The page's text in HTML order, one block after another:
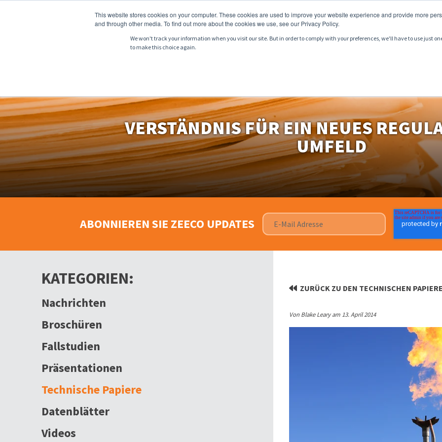
This website stores cookies on your computer. These cookies are used to improve your website experience and provide more
and through other media. To find out more about the cookies we use, see our Privacy Policy.
We won't track your information when you visit our site. But in order to comply with your preferences, we'll have to use just
to make this choice again.
VERSTÄNDNIS FÜR EIN NEUES
UMFELD
ABONNIEREN SIE ZEECO UPDATES
KATEGORIEN:
Nachrichten
Broschüren
Fallstudien
Präsentationen
Technische Papiere
Datenblätter
Videos
ZURÜCK ZU DEN TECHNISCHEN
Von Blake Leary am 13. April 2014